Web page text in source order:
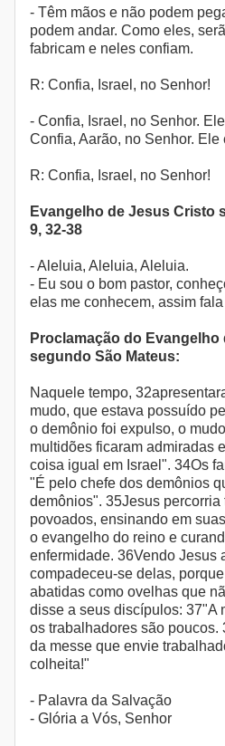
- Têm mãos e não podem
podem andar. Como eles,
fabricam e neles confiam.
R: Confia, Israel, no Senhor!
- Confia, Israel, no Senhor.
Confia, Aarão, no Senhor.
R: Confia, Israel, no Senhor!
Evangelho de Jesus Cristo
9, 32-38
- Aleluia, Aleluia, Aleluia.
- Eu sou o bom pastor,
elas me conhecem, assim
Proclamação do
segundo São Mateus:
Naquele tempo,
mudo, que estava possuído
o demônio foi expulso, o
multidões ficaram admiradas
coisa igual em Israel". 34Os
"É pelo chefe dos demônios
demônios". 35Jesus
povoados, ensinando em
o evangelho do reino e
enfermidade. 36Vendo Jesus
compadeceu-se delas,
abatidas como ovelhas que
disse a seus discípulos: 37"A
os trabalhadores são poucos.
da messe que envie
colheita!"
- Palavra da Salvação
- Glória a Vós, Senhor